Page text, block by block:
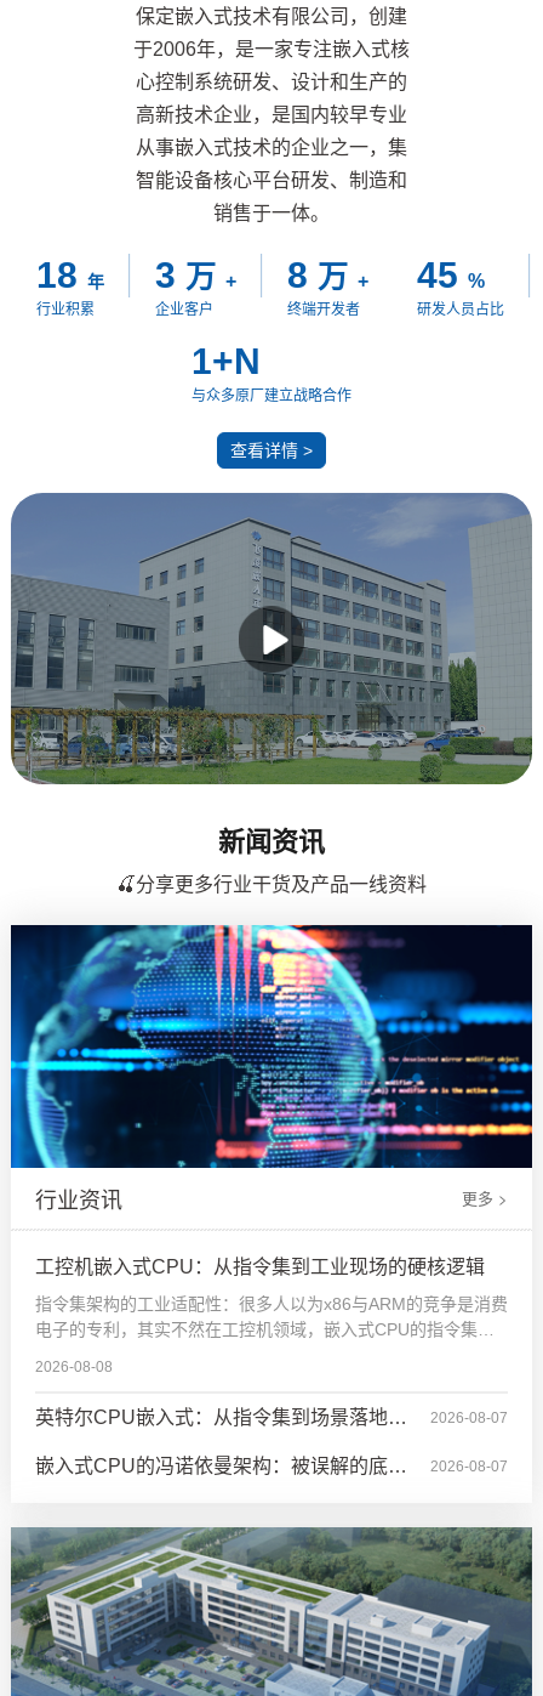
保定嵌入式技术有限公司，创建
于2006年，是一家专注嵌入式核
心控制系统研发、设计和生产的
高新技术企业，是国内较早专业
从事嵌入式技术的企业之一，集
智能设备核心平台研发、制造和
销售于一体。
18 年
行业积累
3 万 +
企业客户
8 万 +
终端开发者
45 %
研发人员占比
1+N
与众多原厂建立战略合作
查看详情 >
新闻资讯
🍒分享更多行业干货及产品一线资料
行业资讯 更多 >
工控机嵌入式CPU：从指令集到工业现场的硬核逻辑
指令集架构的工业适配性：很多人以为x86与ARM的竞争是消费
电子的专利，其实不然在工控机领域，嵌入式CPU的指令集选
层逻辑是：汽车焊接机器人需要纳秒级中断响应，而ARM的确
定性执行模型（Deterministic Execution Model）通过固定周期
指令流水线，将任务
2026-08-08
英特尔CPU嵌入式：从指令集到场景落地的
技术穿透力
2026-08-07
嵌入式CPU的冯诺依曼架构：被误解的底层 2026-08-07